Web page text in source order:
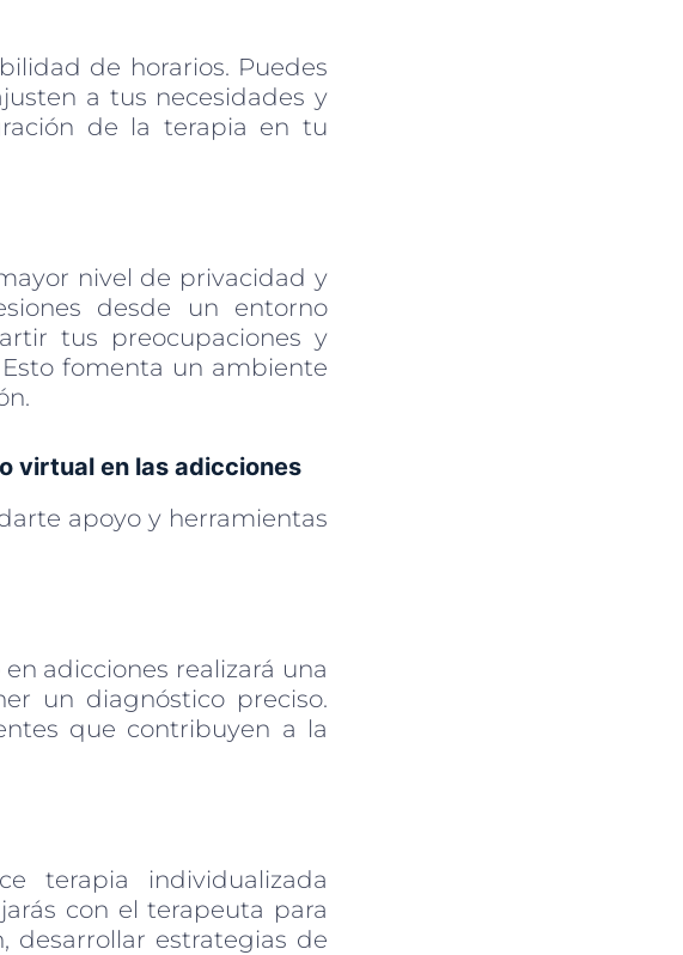
de horarios. Puedes
a tus necesidades y
de la terapia en tu
nivel de privacidad y
desde un entorno
tus preocupaciones y
fomenta un ambiente
virtual en las adicciones
apoyo y herramientas
adicciones realizará una
un diagnóstico preciso.
que contribuyen a la
terapia individualizada
con el terapeuta para
desarrollar estrategias de